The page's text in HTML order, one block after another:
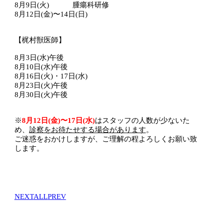
8月9日(火) 腫瘍科研修
8月12日(金)〜14日(日)
【梶村獣医師】
8月3日(水)午後
8月10日(水)午後
8月16日(火)・17日(水)
8月23日(火)午後
8月30日(火)午後
※8月12日(金)〜17日(水)はスタッフの人数が少ないた
め、 診察をお待たせする場合があります。
ご迷惑をおかけしますが、ご理解の程よろしくお願い致
します。
NEXTALLPREV